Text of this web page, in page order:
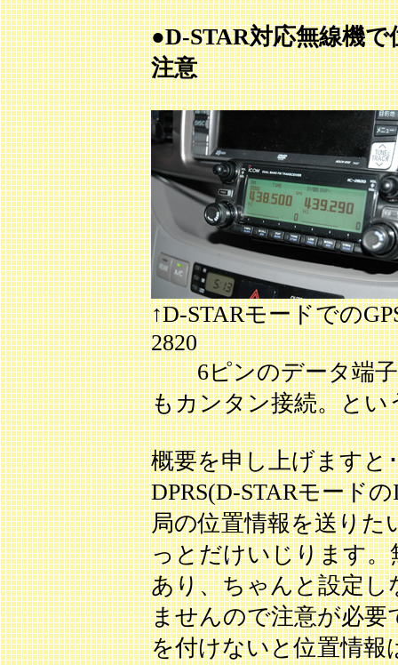
●D-STAR対応無線機
注意
↑D-STARモードでの
2820
6ピンのデータ端子
もカンタン接続。とい
概要を申し上げますと
DPRS(D-STARモード
局の位置情報を送りた
っとだけいじります
あり、ちゃんと設定し
ませんので注意が必要
を付けないと位置情報